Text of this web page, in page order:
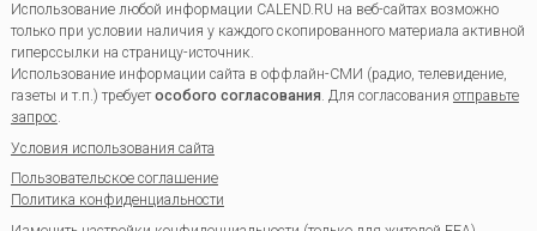
Использование любой информации CALEND.RU на веб-сайтах возможно
только при условии наличия у каждого скопированного материала активной
гиперссылки на страницу-источник.
Использование информации сайта в оффлайн-СМИ (радио, телевидение,
газеты и т.п.) требуетособого согласования. Для согласования отправьте
запрос.
Условия использования сайта
Пользовательское соглашение
Политика конфиденциальности